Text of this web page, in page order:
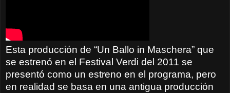
Esta producción de “Un Ballo in Maschera” que
se estrenó en el Festival Verdi del 2011 se
presentó como un estreno en el programa, pero
en realidad se basa en una antigua producción